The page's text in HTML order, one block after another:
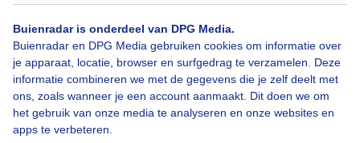
Buienradar is onderdeel van DPG Media.
Buienradar en DPG Media gebruiken cookies om informatie over
je apparaat, locatie, browser en surfgedrag te verzamelen. Deze
informatie combineren we met de gegevens die je zelf deelt met
ons, zoals wanneer je een account aanmaakt. Dit doen we om
het gebruik van onze media te analyseren en onze websites en
apps te verbeteren.